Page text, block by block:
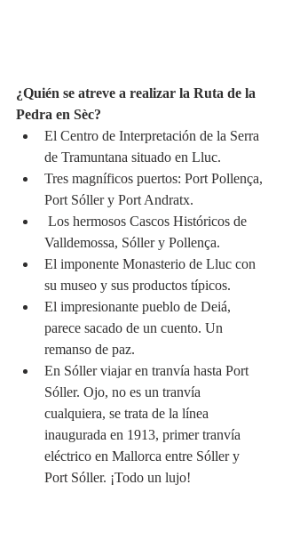
¿Quién se atreve a realizar la Ruta de la
Pedra en Sèc?
El Centro de Interpretación de la Serra
de Tramuntana situado en Lluc.
Tres magníficos puertos: Port Pollença,
Port Sóller y Port Andratx.
Valldemossa, Sóller y Pollença.
El imponente Monasterio de Lluc con
su museo y sus productos típicos.
El impresionante pueblo de Deiá,
parece sacado de un cuento. Un
remanso de paz.
En Sóller viajar en tranvía hasta Port
Sóller. Ojo, no es un tranvía
cualquiera, se trata de la línea
inaugurada en 1913, primer tranvía
eléctrico en Mallorca entre Sóller y
Port Sóller. ¡Todo un lujo!